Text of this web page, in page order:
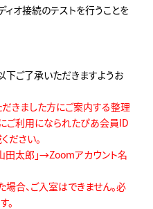
オ接続のテストを行うことを
下ご了承いただきますようお
きました方にご案内する整理
ご利用になられたぴあ会員ID
ださい。
田太郎」→Zoomアカウント名
合、ご入室はできません。必
。